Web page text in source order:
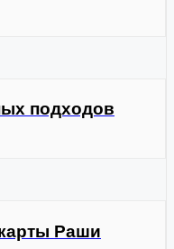
подходов
Раши